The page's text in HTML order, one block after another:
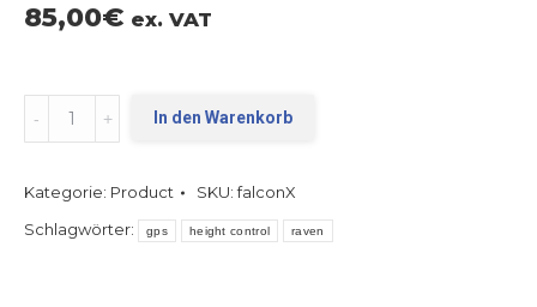
85,00€ ex. VAT
quantity
In den Warenkorb
Kategorie: Product SKU:falconX
Schlagwörter:
gps height control raven